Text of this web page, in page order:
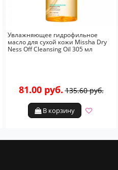
Увлажняющее гидрофильное
масло для сухой кожи Missha Dry
Ness Off Cleansing Oil 305 мл
81.00 руб. 135.60 руб.
В корзину